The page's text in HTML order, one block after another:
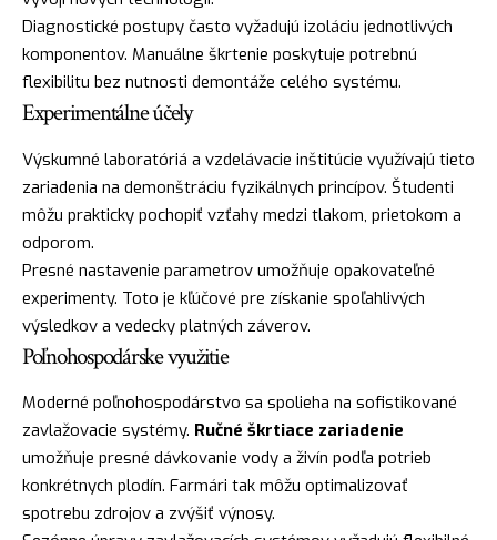
Diagnostické postupy často vyžadujú izoláciu jednotlivých
komponentov. Manuálne škrtenie poskytuje potrebnú
flexibilitu bez nutnosti demontáže celého systému.
Experimentálne účely
Výskumné laboratóriá a vzdelávacie inštitúcie využívajú tieto
zariadenia na demonštráciu fyzikálnych princípov. Študenti
môžu prakticky pochopiť vzťahy medzi tlakom, prietokom a
odporom.
Presné nastavenie parametrov umožňuje opakovateľné
experimenty. Toto je kľúčové pre získanie spoľahlivých
výsledkov a vedecky platných záverov.
Poľnohospodárske využitie
Moderné poľnohospodárstvo sa spolieha na sofistikované
zavlažovacie systémy. Ručné škrtiace zariadenie
umožňuje presné dávkovanie vody a živín podľa potrieb
konkrétnych plodín. Farmári tak môžu optimalizovať
spotrebu zdrojov a zvýšiť výnosy.